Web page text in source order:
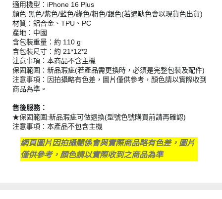
適用機型：iPhone 16 Plus
顏色:黑色/紫色/藍色/綠色/粉色/銀色(若遇缺色會以現貨色出貨)
材質：鋁合金、TPU、PC
產地：中國
含包裝重量：約 110 g
含包裝尺寸：約 21*12*2
注意事項：本商品不含主機
保固範圍：新品瑕疵(若產品需更換時，必須是完整包裝及配件)
注意事項：因拍攝略有色差，圖片僅供參考，顏色請以實際收到
商品為準。
售後服務：
★保固範圍:新品瑕疵可做退換(型號色號購買前請再確認)
注意事項：本產品不包含主機
網頁圖片因拍攝關係會與實際商品略有色差，圖片
僅供參考，顏色請以實際收到之商品為準